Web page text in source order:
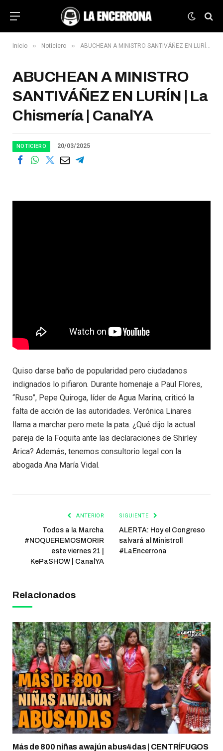
Inicio » Noticiero » ABUCHEAN A MINISTRO SANTIVÁÑEZ EN LURÍN | La Chismería | CanalYA
ABUCHEAN A MINISTRO
SANTIVÁÑEZ EN LURÍN | La
Chismería | CanalYA
NOTICIERO 20/03/2025
Quiso darse baño de popularidad pero ciudadanos
indignados lo pifiaron. Durante homenaje a Paul Flores,
“Ruso”, Pepe Quiroga, líder de Agua Marina, criticó la
falta de acción de las autoridades. Verónica Linares
llama a marchar pero mete la pata. ¿Qué dijo la actual
pareja de la Foquita ante las declaraciones de Shirley
Arica? Además, tenemos consultorio legal con la
abogada Ana María Vidal.
ANTERIOR
Todos a la Marcha
#NOQUEREMOSMORIR
este viernes 21 |
KePaSHOW | CanalYA
SIGUIENTE
ALERTA: Hoy el Congreso
salvará al Ministroll
#LaEncerrona
Relacionados
Más de 800 niñas awajún abus4das | CENTRÍFUGOS